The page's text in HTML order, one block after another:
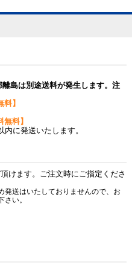
島は別途送料が発生します。注
】
料】
に発送いたします。
けます。ご注文時にご指定くださ
送はいたしておりませんので、お
い。